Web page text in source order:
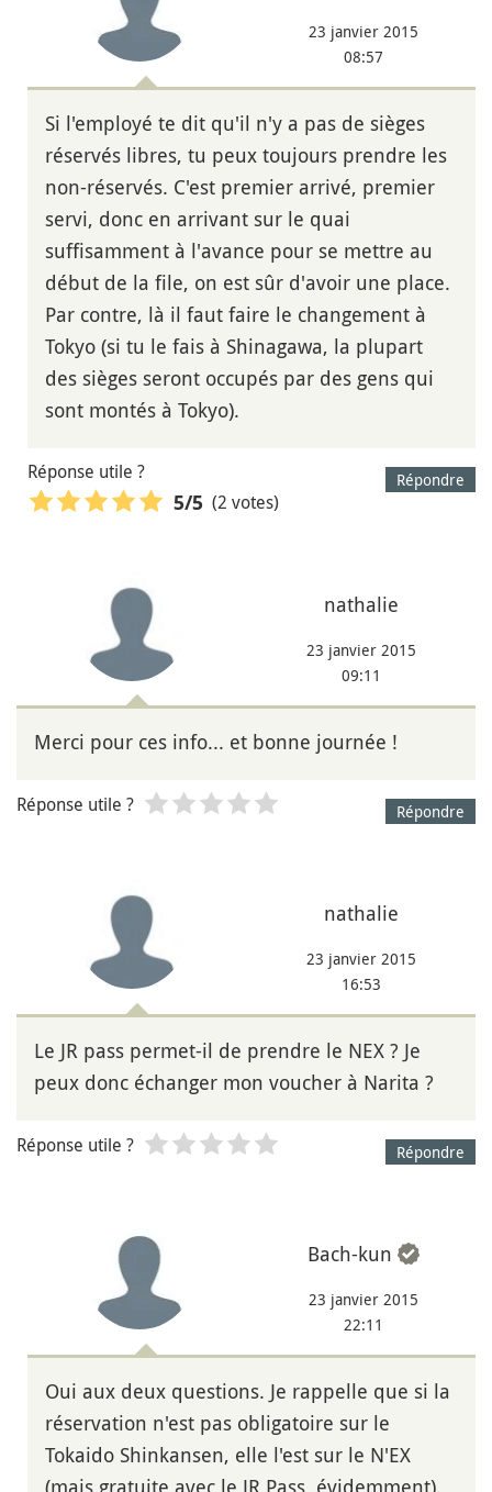
23 janvier 2015
08:57
Si l'employé te dit qu'il n'y a pas de sièges
réservés libres, tu peux toujours prendre les
non-réservés. C'est premier arrivé, premier
servi, donc en arrivant sur le quai
suffisamment à l'avance pour se mettre au
début de la file, on est sûr d'avoir une place.
Par contre, là il faut faire le changement à
Tokyo (si tu le fais à Shinagawa, la plupart
des sièges seront occupés par des gens qui
sont montés à Tokyo).
Répondre
Réponse utile ?
5/5 (2 votes)
nathalie
23 janvier 2015
09:11
Merci pour ces info... et bonne journée !
Répondre
Réponse utile ?
nathalie
23 janvier 2015
16:53
Le JR pass permet-il de prendre le NEX ? Je
peux donc échanger mon voucher à Narita ?
Répondre
Réponse utile ?
Bach-kun
23 janvier 2015
22:11
Oui aux deux questions. Je rappelle que si la
réservation n'est pas obligatoire sur le
Tokaido Shinkansen, elle l'est sur le N'EX
(mais gratuite avec le JR Pass, évidemment).